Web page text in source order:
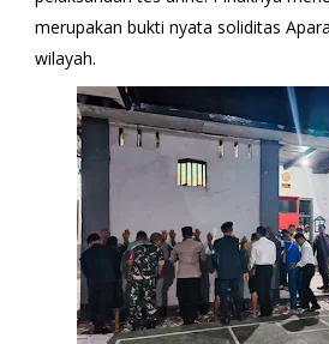
merupakan bukti nyata soliditas
wilayah.